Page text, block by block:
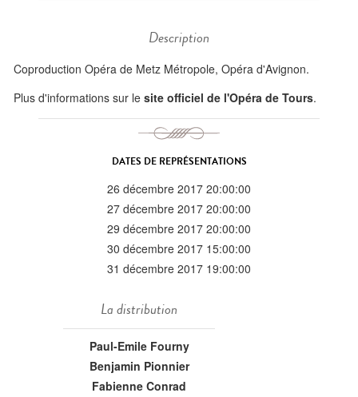
Description
Coproduction Opéra de Metz Métropole, Opéra d'Avignon.
Plus d'informations sur le site officiel de l'Opéra de Tours.
DATES DE REPRÉSENTATIONS
26 décembre 2017 20:00:00
27 décembre 2017 20:00:00
29 décembre 2017 20:00:00
30 décembre 2017 15:00:00
31 décembre 2017 19:00:00
La distribution
Paul-Emile Fourny
Benjamin Pionnier
Fabienne Conrad